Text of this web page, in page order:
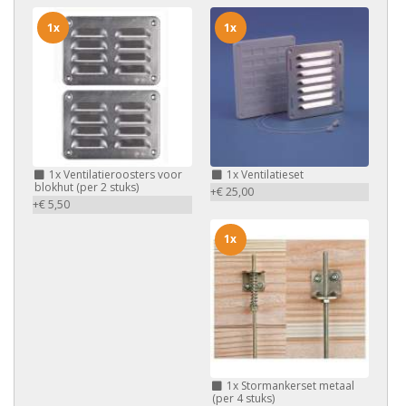
1xVentilatieroosters voor
blokhut (per 2 stuks)
+€ 5,50
1x
1xVentilatieset
+€ 25,00
1x
1xStormankerset metaal
(per 4 stuks)
1x